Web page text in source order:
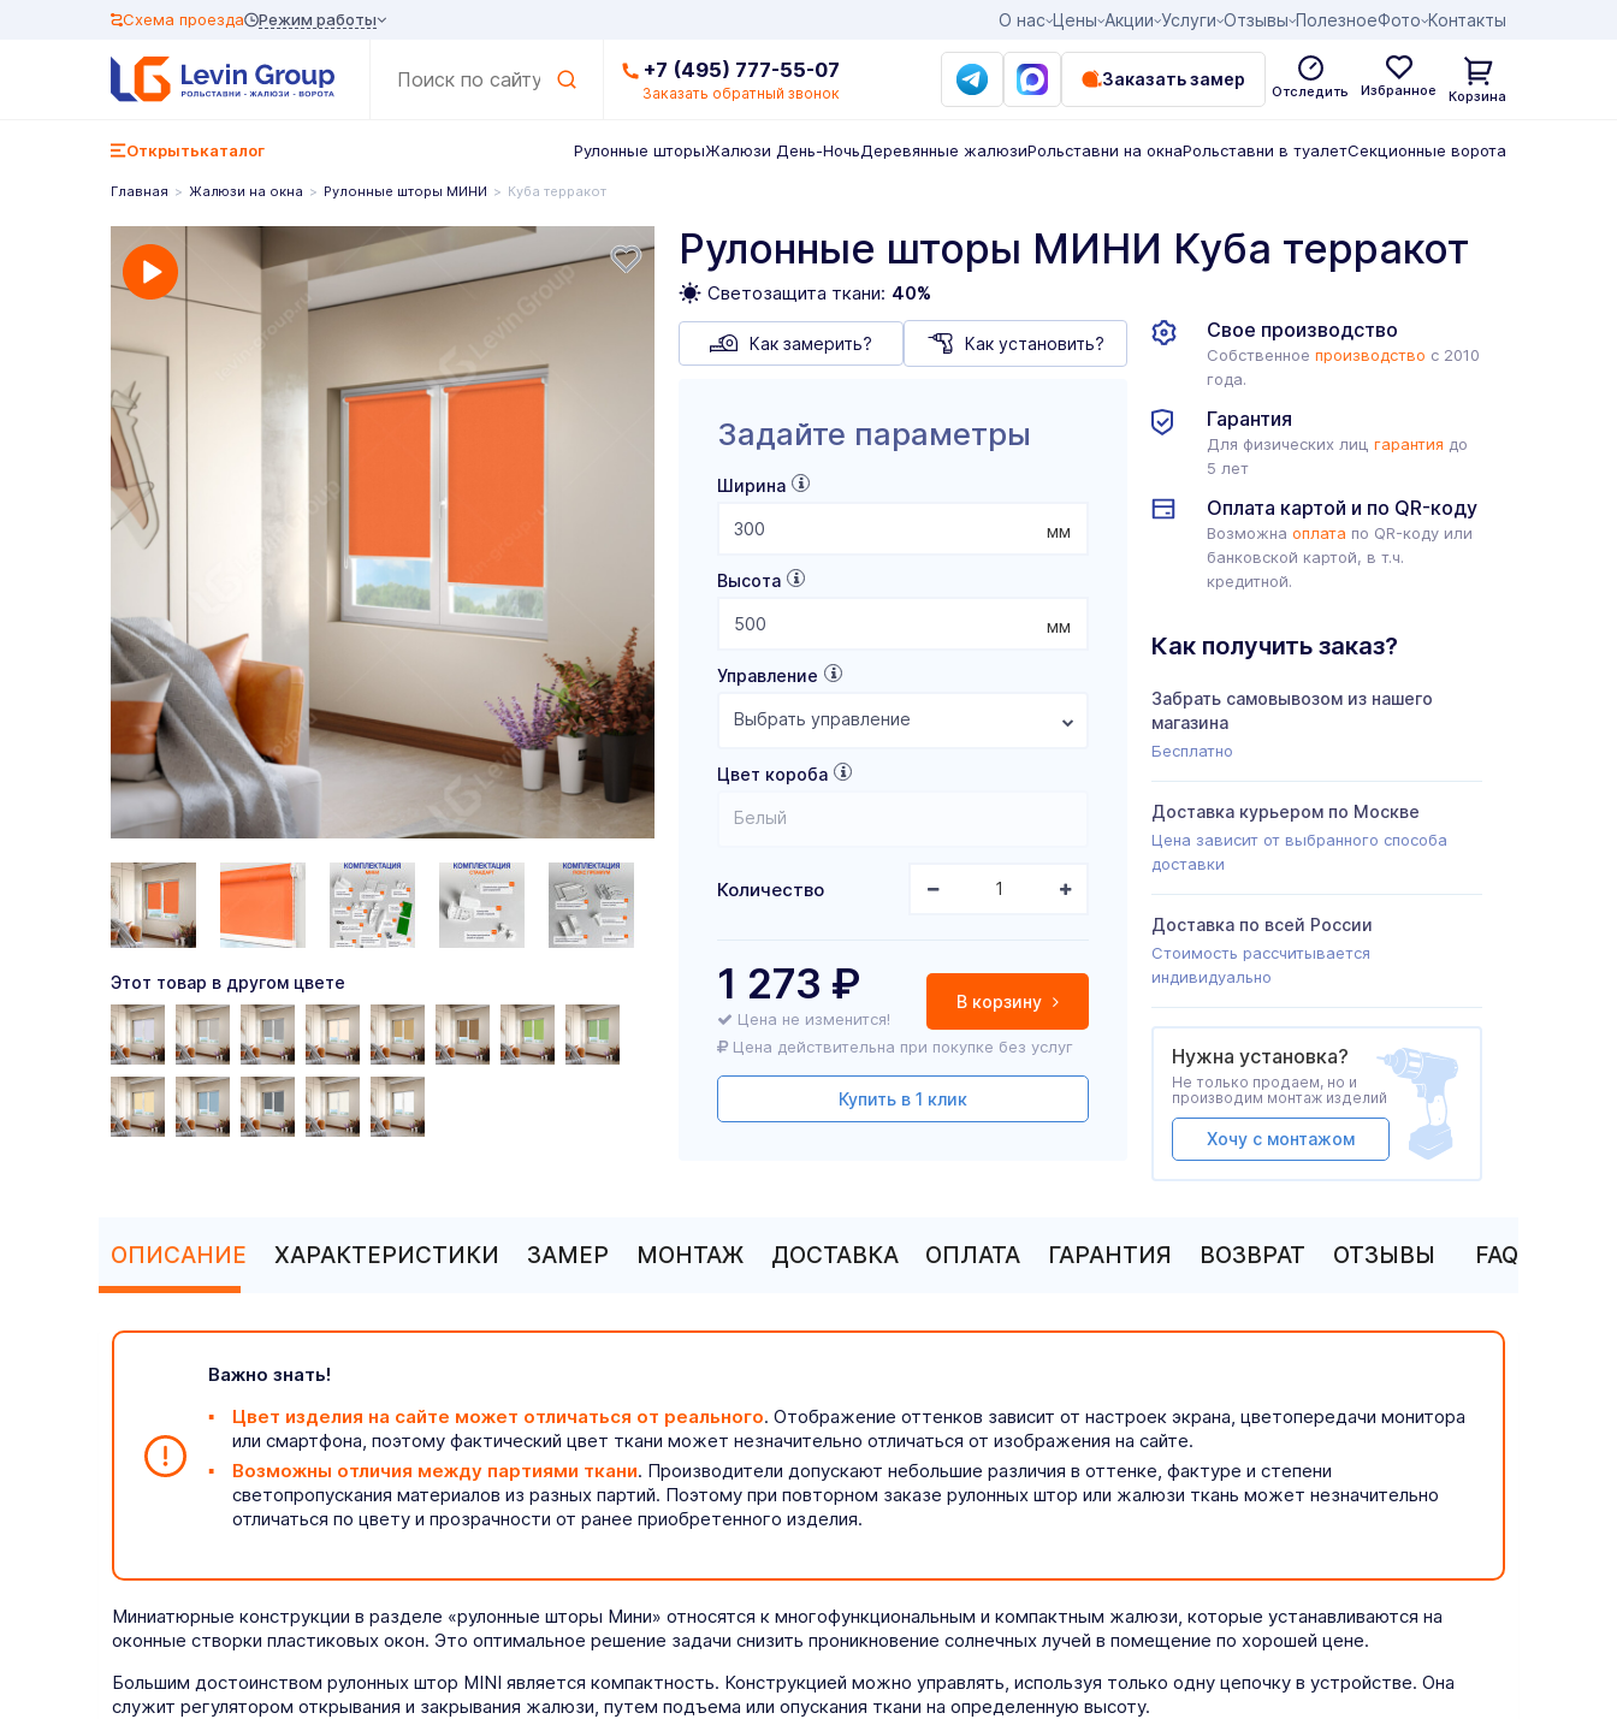
О нас Цены Акции Услуги Отзывы ПолезноеФото Контакты
Схема проезда Режим работы
+7 (495) 777-55-07
Заказать обратный звонок
Заказать замер
Отследить Избранное Корзина
Открытькаталог Рулонные шторыЖалюзи День-НочьДеревянные жалюзиРольставни на окнаРольставни в туалетСекционные ворота
Главная Жалюзи на окна Рулонные шторы МИНИ Куба терракот
Рулонные шторы МИНИ Куба терракот
Светозащита ткани: 40%
Этот товар в другом цвете
Как замерить? Как установить?
Задайте параметры
Ширина
мм
Высота
мм
Управление
Выбрать управление
Цвет короба
Белый
Количество
В корзину
1 273 ₽
Цена не изменится!
Цена действительна при покупке без услуг
Купить в 1 клик
Свое производство
Собственноепроизводство с 2010
года.
Гарантия
Для физических лицгарантия до
5 лет
Оплата картой и по QR-коду
Возможнаоплата по QR-коду или
банковской картой, в т.ч.
кредитной.
Как получить заказ?
Забрать самовывозом из нашего
магазина
Бесплатно
Доставка курьером по Москве
Цена зависит от выбранного способа
доставки
Доставка по всей России
Стоимость рассчитывается
индивидуально
Нужна установка?
Не только продаем, но и
производим монтаж изделий
Хочу с монтажом
ОПИСАНИЕ ХАРАКТЕРИСТИКИ ЗАМЕР МОНТАЖ ДОСТАВКА ОПЛАТА ГАРАНТИЯ ВОЗВРАТ ОТЗЫВЫ FAQ
Важно знать!
Цвет изделия на сайте может отличаться от реального. Отображение оттенков зависит от настроек экрана, цветопередачи монитора
или смартфона, поэтому фактический цвет ткани может незначительно отличаться от изображения на сайте.
Возможны отличия между партиями ткани. Производители допускают небольшие различия в оттенке, фактуре и степени
светопропускания материалов из разных партий. Поэтому при повторном заказе рулонных штор или жалюзи ткань может незначительно
отличаться по цвету и прозрачности от ранее приобретенного изделия.
Миниатюрные конструкции в разделе «рулонные шторы Мини» относятся к многофункциональным и компактным жалюзи, которые устанавливаются на
оконные створки пластиковых окон. Это оптимальное решение задачи снизить проникновение солнечных лучей в помещение по хорошей цене.
Большим достоинством рулонных штор MINI является компактность. Конструкцией можно управлять, используя только одну цепочку в устройстве. Она
служит регулятором открывания и закрывания жалюзи, путем подъема или опускания ткани на определенную высоту.